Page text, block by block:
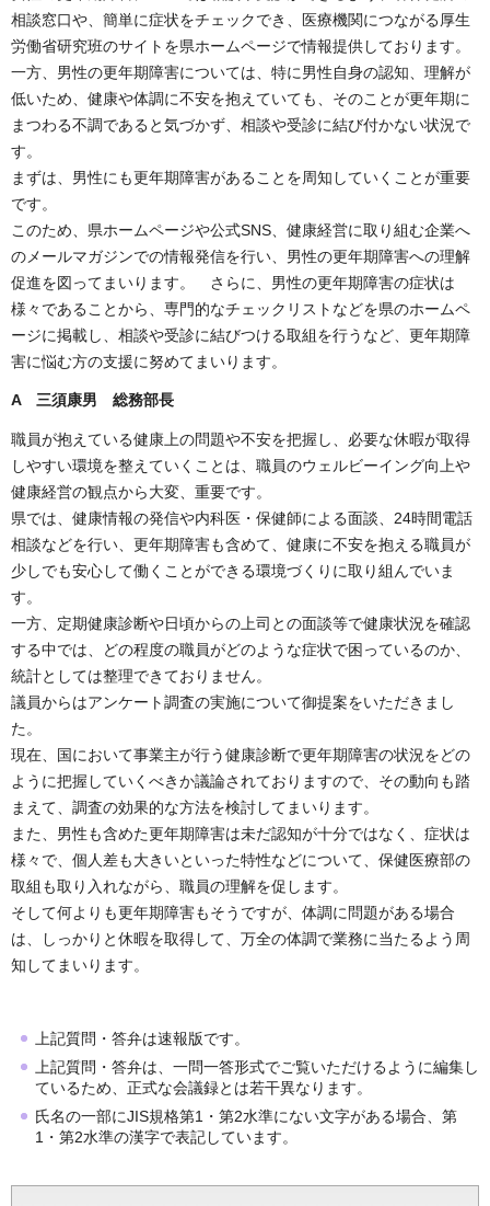
相談窓口や、簡単に症状をチェックでき、医療機関につながる厚生
労働省研究班のサイトを県ホームページで情報提供しております。
一方、男性の更年期障害については、特に男性自身の認知、理解が
低いため、健康や体調に不安を抱えていても、そのことが更年期に
まつわる不調であると気づかず、相談や受診に結び付かない状況で
す。
まずは、男性にも更年期障害があることを周知していくことが重要
です。
このため、県ホームページや公式SNS、健康経営に取り組む企業へ
のメールマガジンでの情報発信を行い、男性の更年期障害への理解
促進を図ってまいります。 さらに、男性の更年期障害の症状は
様々であることから、専門的なチェックリストなどを県のホームペ
ージに掲載し、相談や受診に結びつける取組を行うなど、更年期障
害に悩む方の支援に努めてまいります。
A 三須康男 総務部長
職員が抱えている健康上の問題や不安を把握し、必要な休暇が取得
しやすい環境を整えていくことは、職員のウェルビーイング向上や
健康経営の観点から大変、重要です。
県では、健康情報の発信や内科医・保健師による面談、24時間電話
相談などを行い、更年期障害も含めて、健康に不安を抱える職員が
少しでも安心して働くことができる環境づくりに取り組んでいま
す。
一方、定期健康診断や日頃からの上司との面談等で健康状況を確認
する中では、どの程度の職員がどのような症状で困っているのか、
統計としては整理できておりません。
議員からはアンケート調査の実施について御提案をいただきまし
た。
現在、国において事業主が行う健康診断で更年期障害の状況をどの
ように把握していくべきか議論されておりますので、その動向も踏
まえて、調査の効果的な方法を検討してまいります。
また、男性も含めた更年期障害は未だ認知が十分ではなく、症状は
様々で、個人差も大きいといった特性などについて、保健医療部の
取組も取り入れながら、職員の理解を促します。
そして何よりも更年期障害もそうですが、体調に問題がある場合
は、しっかりと休暇を取得して、万全の体調で業務に当たるよう周
知してまいります。
上記質問・答弁は速報版です。
上記質問・答弁は、一問一答形式でご覧いただけるように編集し
ているため、正式な会議録とは若干異なります。
氏名の一部にJIS規格第1・第2水準にない文字がある場合、第
1・第2水準の漢字で表記しています。